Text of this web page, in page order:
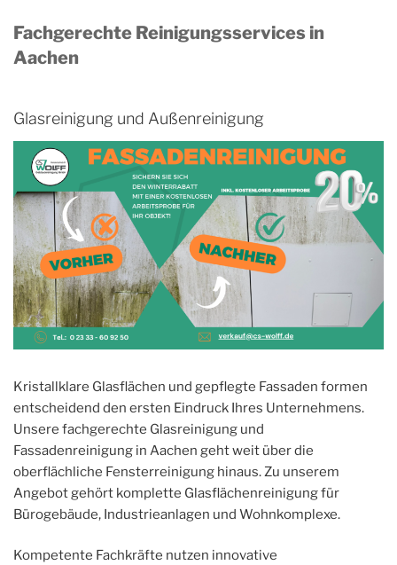
Fachgerechte Reinigungsservices in
Aachen
Glasreinigung und Außenreinigung
Kristallklare Glasflächen und gepflegte Fassaden formen
entscheidend den ersten Eindruck Ihres Unternehmens.
Unsere fachgerechte Glasreinigung und
Fassadenreinigung in Aachen geht weit über die
oberflächliche Fensterreinigung hinaus. Zu unserem
Angebot gehört komplette Glasflächenreinigung für
Bürogebäude, Industrieanlagen und Wohnkomplexe.
Kompetente Fachkräfte nutzen innovative